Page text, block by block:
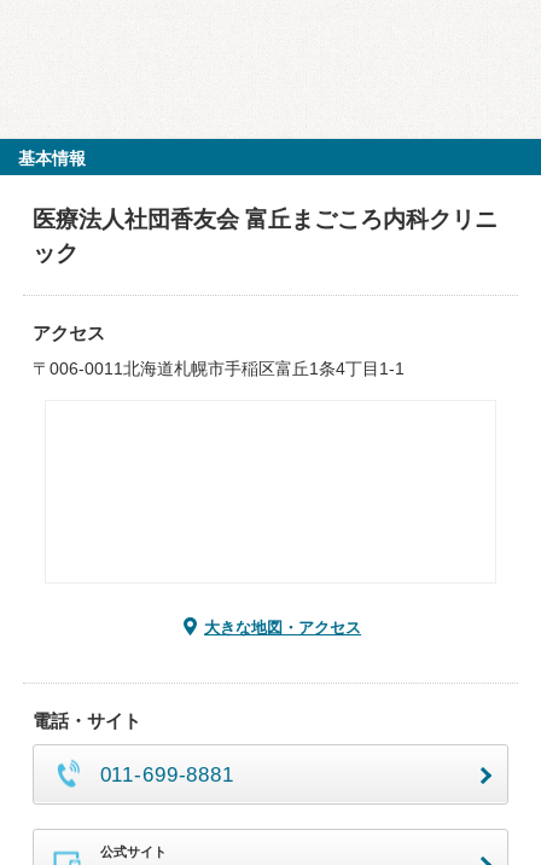
基本情報
医療法人社団香友会 富丘まごころ内科クリニ
ック
アクセス
〒006-0011北海道札幌市手稲区富丘1条4丁目1-1
大きな地図・アクセス
電話・サイト
011-699-8881
公式サイト